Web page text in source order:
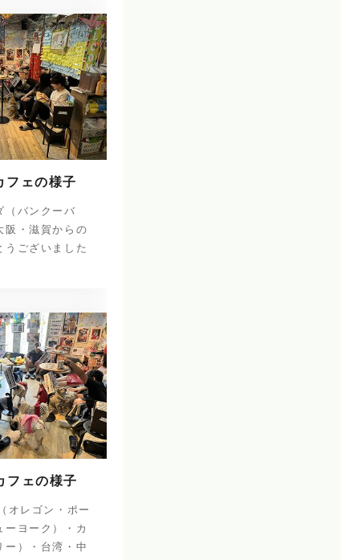
フェの様子
（バンクーバ
阪・滋賀からの
うございました
フェの様子
オレゴン・ポー
ーヨーク）・カ
ー）・台湾・中